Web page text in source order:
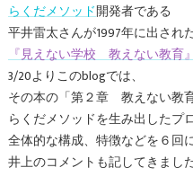
らくだメソッド開発者である
平井雷太さんが1997年に出され
『見えない学校 教えない教育
3/20よりこのblogでは、
その本の「第２章 教えない教育
らくだメソッドを生み出したプ
全体的な構成、特徴などを６回
井上のコメントも記してきました